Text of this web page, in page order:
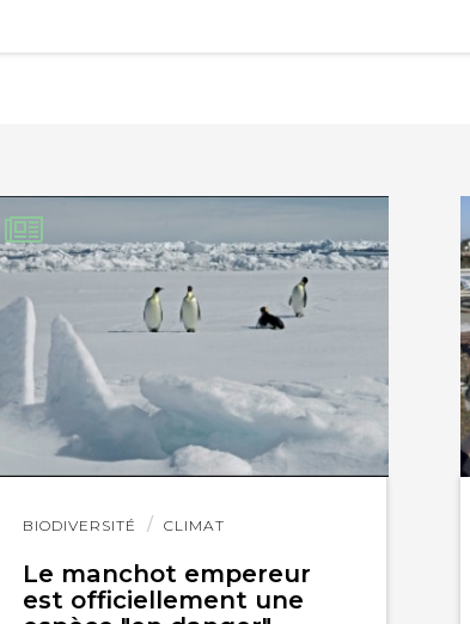
BIODIVERSITÉ CLIMAT
Le manchot empereur
est officiellement une
Lire